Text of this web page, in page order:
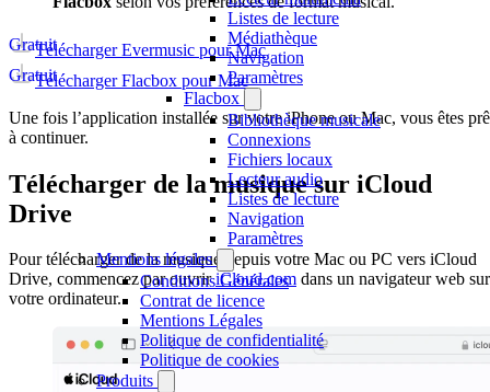
Listes de lecture
Médiathèque
Navigation
Paramètres
Flacbox
Bibliothèque musicale
Connexions
Fichiers locaux
Lecteur audio
Listes de lecture
Navigation
Paramètres
Mentions légales
Conditions Générales
Contrat de licence
Mentions Légales
Politique de confidentialité
Politique de cookies
Produits
Télécharger Evermusic pour Mac
Gratuit
Télécharger Flacbox pour Mac
Gratuit
Une fois l’application installée sur votre iPhone ou Mac, vous êtes
à continuer.
Télécharger de la musique sur iCloud
Drive
Pour télécharger de la musique depuis votre Mac ou PC vers iCloud
Drive, commencez par ouvririCloud.com dans un navigateur web sur
votre ordinateur.